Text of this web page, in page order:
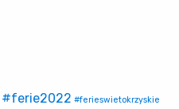
#ferie2022 #ferieswietokrzyskie